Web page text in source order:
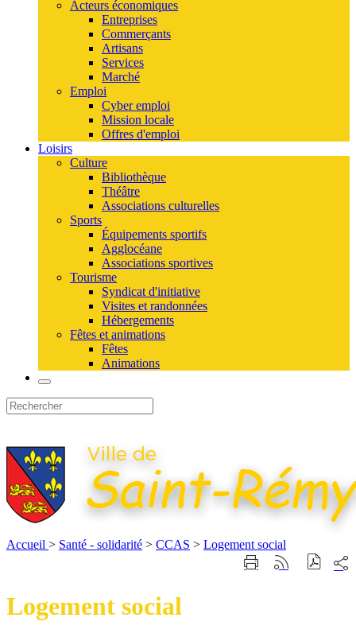
Acteurs économiques
Entreprises
Commerçants
Artisans
Services
Marché
Emploi
Cyber emploi
Mission locale
Offres d'emploi
Loisirs
Culture
Bibliothèque
Théâtre
Associations culturelles
Sports
Équipements sportifs
Agglocéane
Associations sportives
Tourisme
Syndicat d'initiative
Visites et randonnées
Hébergements
Fêtes et animations
Fêtes
Animations
Accueil > Santé - solidarité > CCAS > Logement social
ImprimerGénérer
sur
Logement social